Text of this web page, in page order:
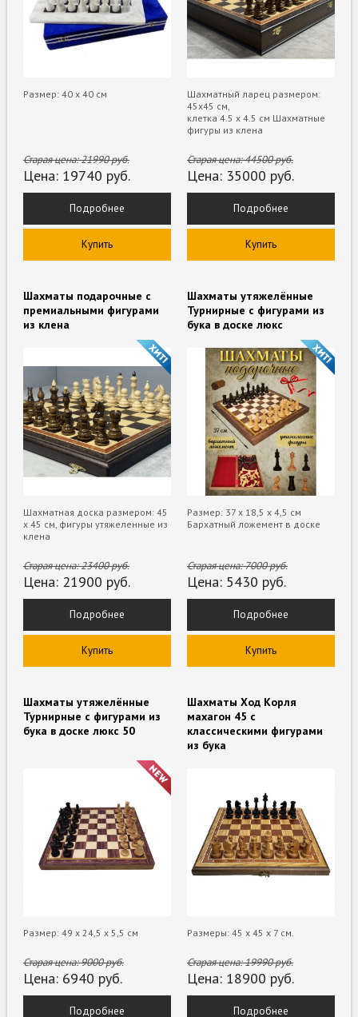
Размер: 40 х 40 см
Старая цена:21990руб.
Цена: 19740 руб.
Подробнее
Купить
Шахматный ларец размером:
45х45 см,
клетка 4.5 х 4.5 см Шахматные
фигуры из клена
Старая цена:44500руб.
Цена: 35000 руб.
Подробнее
Купить
Шахматы подарочные с
премиальными фигурами
из клена
Шахматная доска размером: 45
х 45 см, фигуры утяжеленные из
клена
Старая цена:23400руб.
Цена: 21900 руб.
Подробнее
Купить
Шахматы утяжелённые
Турнирные с фигурами из
бука в доске люкс
Размер: 37 х 18,5 х 4,5 см
Бархатный ложемент в доске
Старая цена:7000руб.
Цена: 5430 руб.
Подробнее
Купить
Шахматы утяжелённые
Турнирные с фигурами из
бука в доске люкс 50
Размер: 49 х 24,5 х 5,5 см
Старая цена:9000руб.
Цена: 6940 руб.
Подробнее
Шахматы Ход Корля
махагон 45 с
классическими фигурами
из бука
Размеры: 45 x 45 x 7 см.
Старая цена:19990руб.
Цена: 18900 руб.
Подробнее